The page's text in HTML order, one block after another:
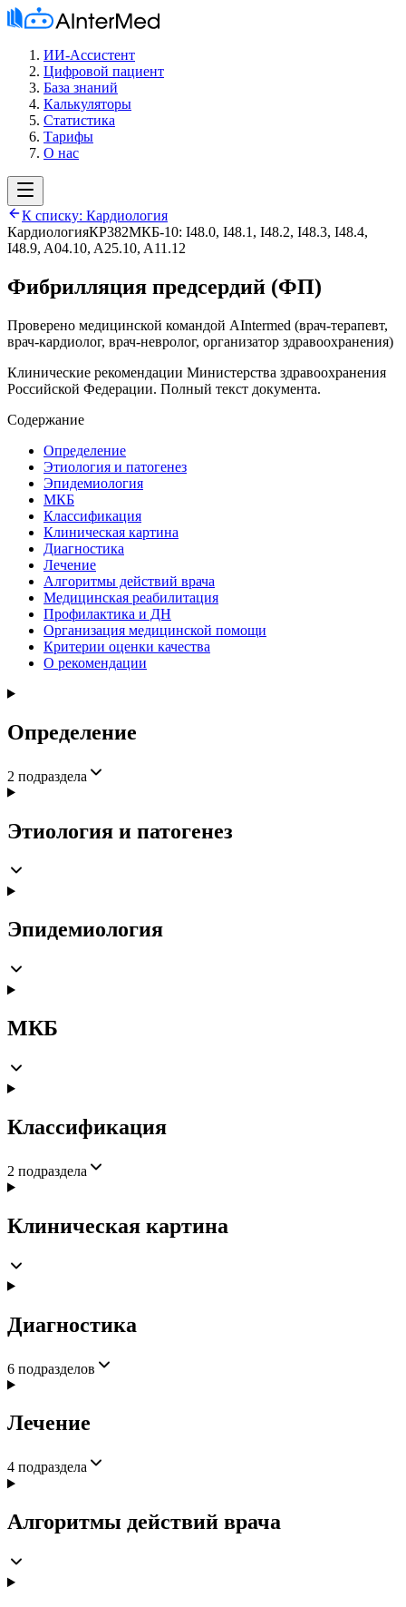
ИИ-Ассистент
Цифровой пациент
База знаний
Калькуляторы
Статистика
Тарифы
О нас
К списку: Кардиология
КардиологияКР382МКБ-10: I48.0, I48.1, I48.2, I48.3, I48.4,
I48.9, A04.10, A25.10, A11.12
Фибрилляция предсердий (ФП)
Проверено медицинской командой AIntermed (врач-терапевт,
врач-кардиолог, врач-невролог, организатор здравоохранения)
Клинические рекомендации Министерства здравоохранения
Российской Федерации. Полный текст документа.
Содержание
Определение
Этиология и патогенез
Эпидемиология
МКБ
Классификация
Клиническая картина
Диагностика
Лечение
Алгоритмы действий врача
Медицинская реабилитация
Профилактика и ДН
Организация медицинской помощи
Критерии оценки качества
О рекомендации
Определение
2 подраздела
Этиология и патогенез
Эпидемиология
МКБ
Классификация
2 подраздела
Клиническая картина
Диагностика
6 подразделов
Лечение
4 подраздела
Алгоритмы действий врача